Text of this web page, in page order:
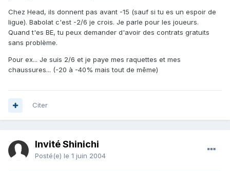
Chez Head, ils donnent pas avant -15 (sauf si tu es un espoir de
ligue). Babolat c'est -2/6 je crois. Je parle pour les joueurs.
Quand t'es BE, tu peux demander d'avoir des contrats gratuits
sans problème.
Pour ex... Je suis 2/6 et je paye mes raquettes et mes
chaussures... (-20 à -40% mais tout de même)
Citer
Invité Shinichi
Posté(e) le 1 juin 2004